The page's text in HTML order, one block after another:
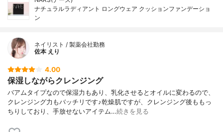
ナチュラルラディアント ロングウェア クッションファンデーショ
ン
ネイリスト / 製薬会社勤務
佐本 えり
4.00
保湿しながらクレンジング
バアムタイプなので保湿力もあり、乳化させるとオイルに変わるので、
クレンジング力もバッチリです♪乾燥肌ですが、クレンジング後ももっ
ちりしており、手放せないアイテム…続きを見る